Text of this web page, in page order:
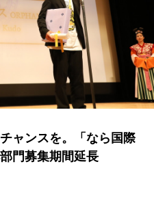
ャンスを。「なら国際
門募集期間延長